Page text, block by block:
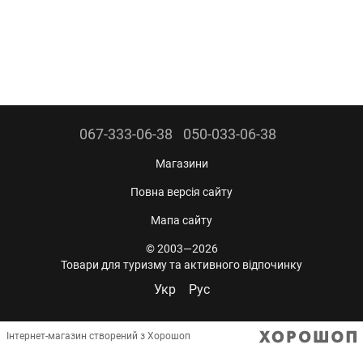
067-333-06-38 050-033-06-38
Магазини
Повна версія сайту
Мапа сайту
© 2003—2026
Товари для туризму та активного відпочинку
Укр Рус
Інтернет-магазин створений з Хорошоп